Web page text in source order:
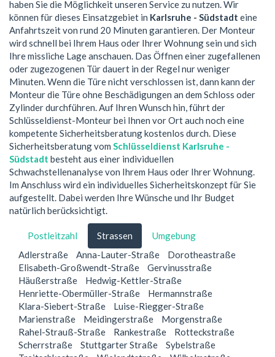
haben Sie die Möglichkeit unseren Service zu nutzen. Wir
können für dieses Einsatzgebiet in Karlsruhe - Südstadt eine
Anfahrtszeit von rund 20 Minuten garantieren. Der Monteur
wird schnell bei Ihrem Haus oder Ihrer Wohnung sein und sich
Ihre missliche Lage anschauen. Das Öffnen einer zugefallenen
oder zugezogenen Tür dauert in der Regel nur weniger
Minuten. Wenn die Türe nicht verschlossen ist, dann kann der
Monteur die Türe ohne Beschädigungen an dem Schloss oder
Zylinder durchführen. Auf Ihren Wunsch hin, führt der
Schlüsseldienst-Monteur bei Ihnen vor Ort auch noch eine
kompetente Sicherheitsberatung kostenlos durch. Diese
Sicherheitsberatung vom Schlüsseldienst Karlsruhe -
Südstadt besteht aus einer individuellen
Schwachstellenanalyse von Ihrem Haus oder Ihrer Wohnung.
Im Anschluss wird ein individuelles Sicherheitskonzept für Sie
aufgestellt. Dabei werden Ihre Wünsche und Ihr Budget
natürlich berücksichtigt.
Postleitzahl Strassen
Umgebung
Adlerstraße
Anna-Lauter-Straße
Dorotheastraße
Elisabeth-Großwendt-Straße
Gervinusstraße
Häußerstraße
Hedwig-Kettler-Straße
Henriette-Obermüller-Straße
Hermannstraße
Klara-Siebert-Straße
Luise-Riegger-Straße
Marienstraße
Meidingerstraße
Morgenstraße
Rahel-Strauß-Straße
Rankestraße
Rotteckstraße
Scherrstraße
Stuttgarter Straße
Sybelstraße